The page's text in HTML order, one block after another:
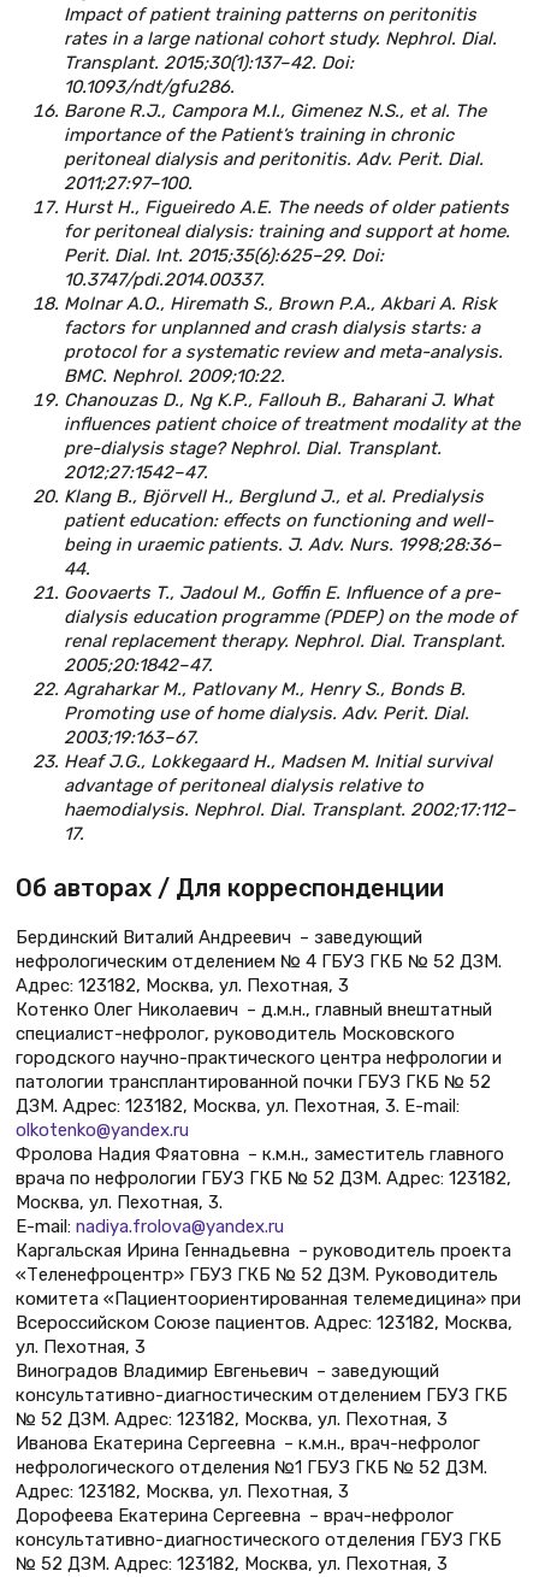
Impact of patient training patterns on peritonitis
rates in a large national cohort study. Nephrol. Dial.
Transplant. 2015;30(1):137–42. Doi:
10.1093/ndt/gfu286.
Barone R.J., Campora M.I., Gimenez N.S., et al. The
importance of the Patient’s training in chronic
peritoneal dialysis and peritonitis. Adv. Perit. Dial.
2011;27:97–100.
Hurst H., Figueiredo A.E. The needs of older patients
for peritoneal dialysis: training and support at home.
Perit. Dial. Int. 2015;35(6):625–29. Doi:
10.3747/pdi.2014.00337.
Molnar A.O., Hiremath S., Brown P.A., Akbari A. Risk
factors for unplanned and crash dialysis starts: a
protocol for a systematic review and meta-analysis.
BMC. Nephrol. 2009;10:22.
Chanouzas D., Ng K.P., Fallouh B., Baharani J. What
influences patient choice of treatment modality at the
pre-dialysis stage? Nephrol. Dial. Transplant.
2012;27:1542–47.
Klang B., Björvell H., Berglund J., et al. Predialysis
patient education: effects on functioning and well-
being in uraemic patients. J. Adv. Nurs. 1998;28:36–
44.
Goovaerts T., Jadoul M., Goffin E. Influence of a pre-
dialysis education programme (PDEP) on the mode of
renal replacement therapy. Nephrol. Dial. Transplant.
2005;20:1842–47.
Agraharkar M., Patlovany M., Henry S., Bonds B.
Promoting use of home dialysis. Adv. Perit. Dial.
2003;19:163–67.
Heaf J.G., Lokkegaard H., Madsen M. Initial survival
advantage of peritoneal dialysis relative to
haemodialysis. Nephrol. Dial. Transplant. 2002;17:112–
17.
Об авторах / Для корреспонденции
Бердинский Виталий Андреевич – заведующий
нефрологическим отделением № 4 ГБУЗ ГКБ № 52 ДЗМ.
Адрес: 123182, Москва, ул. Пехотная, 3
Котенко Олег Николаевич – д.м.н., главный внештатный
специалист-нефролог, руководитель Московского
городского научно-практического центра нефрологии и
патологии трансплантированной почки ГБУЗ ГКБ № 52
ДЗМ. Адрес: 123182, Москва, ул. Пехотная, 3. E-mail:
olkotenko@yandex.ru
Фролова Надия Фяатовна – к.м.н., заместитель главного
врача по нефрологии ГБУЗ ГКБ № 52 ДЗМ. Адрес: 123182,
Москва, ул. Пехотная, 3.
E-mail: nadiya.frolova@yandex.ru
Каргальская Ирина Геннадьевна – руководитель проекта
«Теленефроцентр» ГБУЗ ГКБ № 52 ДЗМ. Руководитель
комитета «Пациентоориентированная телемедицина» при
Всероссийском Союзе пациентов. Адрес: 123182, Москва,
ул. Пехотная, 3
Виноградов Владимир Евгеньевич – заведующий
консультативно-диагностическим отделением ГБУЗ ГКБ
№ 52 ДЗМ. Адрес: 123182, Москва, ул. Пехотная, 3
Иванова Екатерина Сергеевна – к.м.н., врач-нефролог
нефрологического отделения №1 ГБУЗ ГКБ № 52 ДЗМ.
Адрес: 123182, Москва, ул. Пехотная, 3
Дорофеева Екатерина Сергеевна – врач-нефролог
консультативно-диагностического отделения ГБУЗ ГКБ
№ 52 ДЗМ. Адрес: 123182, Москва, ул. Пехотная, 3